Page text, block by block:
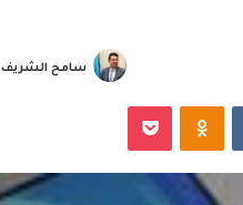
سامح الشريف